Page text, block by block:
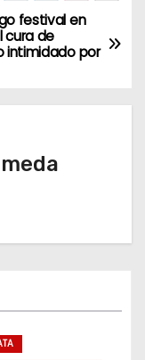
festival en
cura de
intimidado por